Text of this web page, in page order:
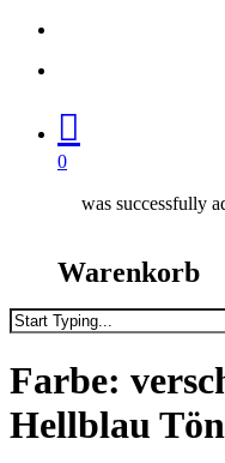
0
was successfully
Warenkorb
Search
Farbe:
Hellblau